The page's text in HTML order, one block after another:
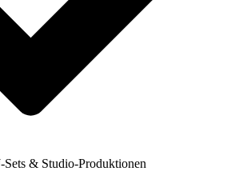
Sets & Studio-Produktionen